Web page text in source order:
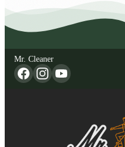
Mr. Cleaner